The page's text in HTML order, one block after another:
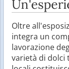
Oltre
integra un
lavorazione
varietà di dolci